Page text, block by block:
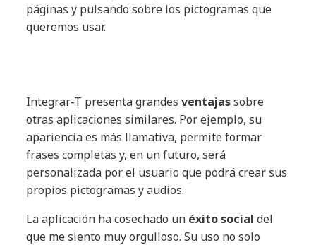
páginas y pulsando sobre los pictogramas que
queremos usar.
Integrar-T presenta grandesventajassobre
otras aplicaciones similares. Por ejemplo, su
apariencia es más llamativa, permite formar
frases completas y, en un futuro, será
personalizada por el usuario que podrá crear sus
propios pictogramas y audios.
La aplicación ha cosechado un éxito social del
que me siento muy orgulloso. Su uso no solo